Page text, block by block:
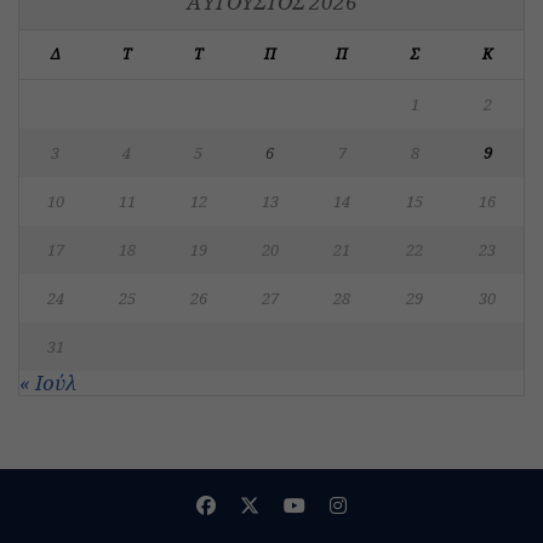
Δ Τ Τ Π Π Σ Κ
1 2
3 4 5 6 7 8 9
10 11 12 13 14 15 16
17 18 19 20 21 22 23
24 25 26 27 28 29 30
31
« Ιούλ